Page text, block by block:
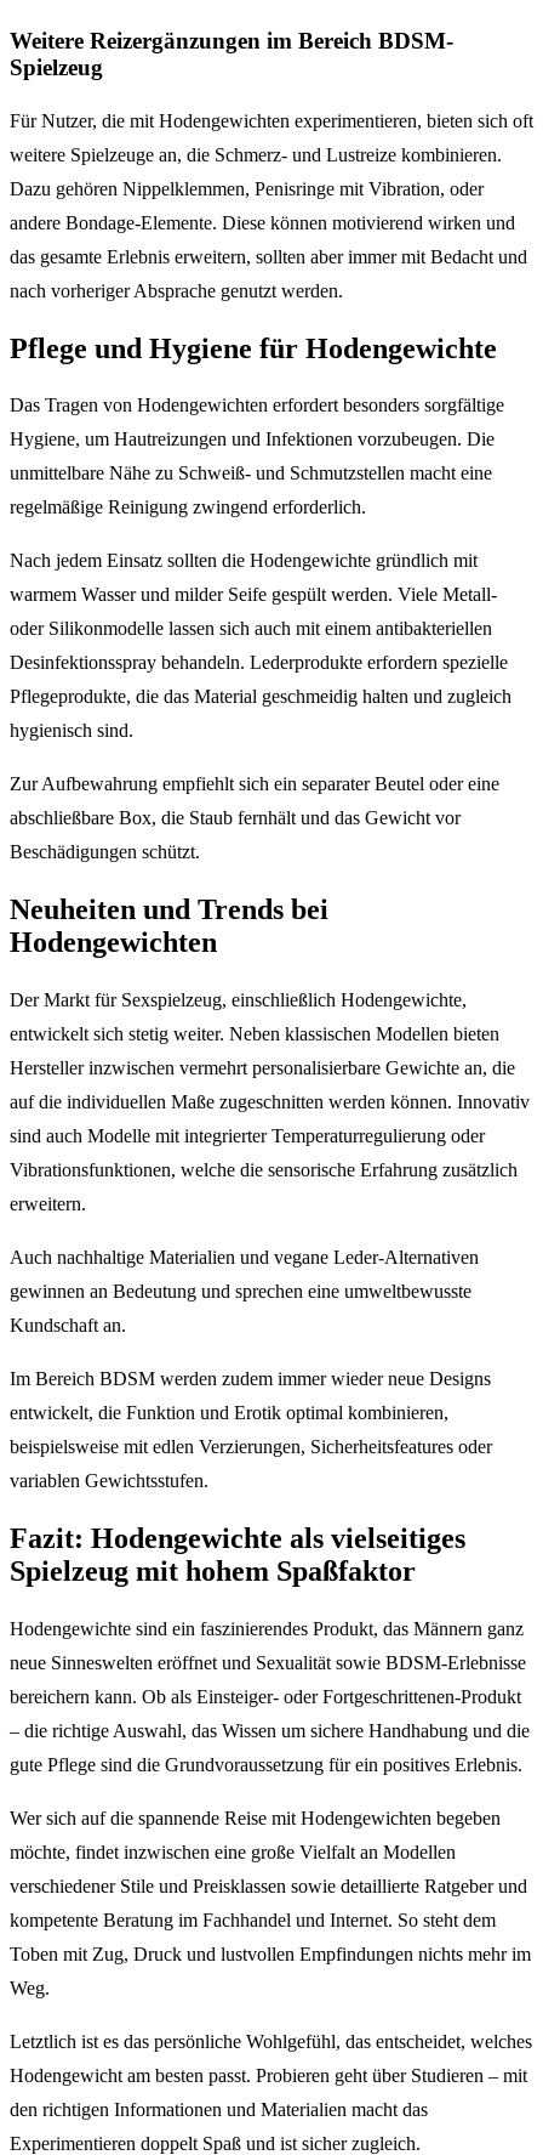
Weitere Reizergänzungen im Bereich BDSM-
Spielzeug
Für Nutzer, die mit Hodengewichten experimentieren, bieten sich oft
weitere Spielzeuge an, die Schmerz- und Lustreize kombinieren.
Dazu gehören Nippelklemmen, Penisringe mit Vibration, oder
andere Bondage-Elemente. Diese können motivierend wirken und
das gesamte Erlebnis erweitern, sollten aber immer mit Bedacht und
nach vorheriger Absprache genutzt werden.
Pflege und Hygiene für Hodengewichte
Das Tragen von Hodengewichten erfordert besonders sorgfältige
Hygiene, um Hautreizungen und Infektionen vorzubeugen. Die
unmittelbare Nähe zu Schweiß- und Schmutzstellen macht eine
regelmäßige Reinigung zwingend erforderlich.
Nach jedem Einsatz sollten die Hodengewichte gründlich mit
warmem Wasser und milder Seife gespült werden. Viele Metall-
oder Silikonmodelle lassen sich auch mit einem antibakteriellen
Desinfektionsspray behandeln. Lederprodukte erfordern spezielle
Pflegeprodukte, die das Material geschmeidig halten und zugleich
hygienisch sind.
Zur Aufbewahrung empfiehlt sich ein separater Beutel oder eine
abschließbare Box, die Staub fernhält und das Gewicht vor
Beschädigungen schützt.
Neuheiten und Trends bei
Hodengewichten
Der Markt für Sexspielzeug, einschließlich Hodengewichte,
entwickelt sich stetig weiter. Neben klassischen Modellen bieten
Hersteller inzwischen vermehrt personalisierbare Gewichte an, die
auf die individuellen Maße zugeschnitten werden können. Innovativ
sind auch Modelle mit integrierter Temperaturregulierung oder
Vibrationsfunktionen, welche die sensorische Erfahrung zusätzlich
erweitern.
Auch nachhaltige Materialien und vegane Leder-Alternativen
gewinnen an Bedeutung und sprechen eine umweltbewusste
Kundschaft an.
Im Bereich BDSM werden zudem immer wieder neue Designs
entwickelt, die Funktion und Erotik optimal kombinieren,
beispielsweise mit edlen Verzierungen, Sicherheitsfeatures oder
variablen Gewichtsstufen.
Fazit: Hodengewichte als vielseitiges
Spielzeug mit hohem Spaßfaktor
Hodengewichte sind ein faszinierendes Produkt, das Männern ganz
neue Sinneswelten eröffnet und Sexualität sowie BDSM-Erlebnisse
bereichern kann. Ob als Einsteiger- oder Fortgeschrittenen-Produkt
– die richtige Auswahl, das Wissen um sichere Handhabung und die
gute Pflege sind die Grundvoraussetzung für ein positives Erlebnis.
Wer sich auf die spannende Reise mit Hodengewichten begeben
möchte, findet inzwischen eine große Vielfalt an Modellen
verschiedener Stile und Preisklassen sowie detaillierte Ratgeber und
kompetente Beratung im Fachhandel und Internet. So steht dem
Toben mit Zug, Druck und lustvollen Empfindungen nichts mehr im
Weg.
Letztlich ist es das persönliche Wohlgefühl, das entscheidet, welches
Hodengewicht am besten passt. Probieren geht über Studieren – mit
den richtigen Informationen und Materialien macht das
Experimentieren doppelt Spaß und ist sicher zugleich.